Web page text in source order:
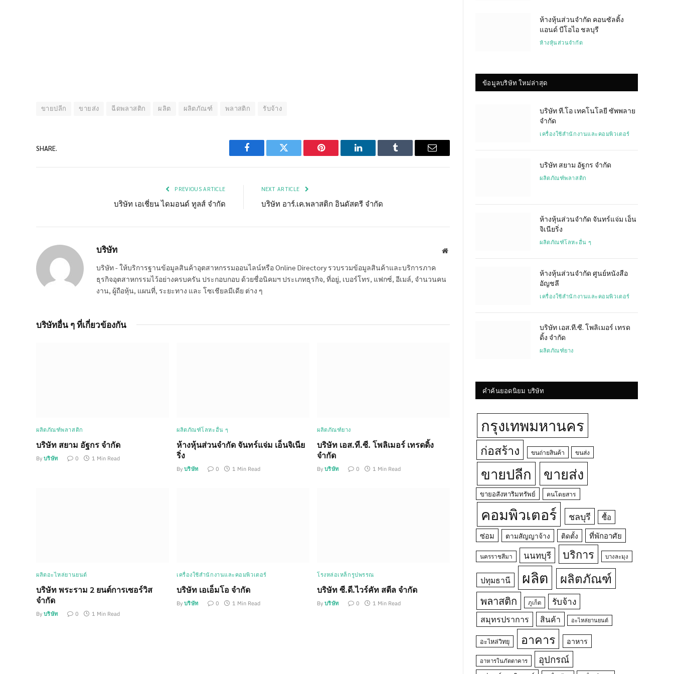
ขายปลีก ขายส่ง ฉีดพลาสติก ผลิต ผลิตภัณฑ์ พลาสติก รับจ้าง
SHARE.
Facebook Twitter Pinterest LinkedIn Tumblr Email
PREVIOUS ARTICLE
บริษัท เอเชี่ยน ไดมอนด์ ทูลส์ จำกัด
NEXT ARTICLE
บริษัท อาร์.เค.พลาสติก อินดัสตรี จำกัด
บริษัท Website
บริษัท - ให้บริการฐานข้อมูลสินค้าอุตสาหกรรมออนไลน์หรือ Online Directory รวบรวมข้อมูลสินค้าและบริการภาค
ธุรกิจอุตสาหกรรมไว้อย่างครบครัน ประกอบกอบ ด้วยชื่อนิคมฯ ประเภทธุรกิจ, ที่อยู่, เบอร์โทร, แฟกซ์, อีเมล์, จำนวนคน
งาน, ผู้ถือหุ้น, แผนที่, ระยะทาง และ โซเชียลมีเดีย ต่าง ๆ
บริษัทอื่น ๆ ที่เกี่ยวข้องกัน
ผลิตภัณฑ์พลาสติก
บริษัท สยาม อัฐกร จำกัด
By บริษัท 0 1 Min Read
ผลิตภัณฑ์โลหะอื่น ๆ
ห้างหุ้นส่วนจำกัด จันทร์แจ่ม เอ็นจิเนีย
ริ่ง
By บริษัท 0 1 Min Read
ผลิตภัณฑ์ยาง
บริษัท เอส.ที.ซี. โพลิเมอร์ เทรดดิ้ง
จำกัด
By บริษัท 0 1 Min Read
ผลิตอะไหล่ยานยนต์
บริษัท พระราม 2 ยนต์การเซอร์วิส
จำกัด
By บริษัท 0 1 Min Read
เครื่องใช้สำนักงานและคอมพิวเตอร์
บริษัท เอเอ็มโอ จำกัด
By บริษัท 0 1 Min Read
โรงหล่อเหล็กรูปพรรณ
บริษัท ซี.ดี.ไวร์คัท สตีล จำกัด
By บริษัท 0 1 Min Read
ห้างหุ้นส่วนจำกัด คอนซัลติ้ง
แอนด์ บีโอไอ ชลบุรี
ห้างหุ้นส่วนจำกัด
ข้อมูลบริษัท ใหม่ล่าสุด
บริษัท ที.โอ เทคโนโลยี ซัพพลาย
จำกัด
เครื่องใช้สำนักงานและคอมพิวเตอร์
บริษัท สยาม อัฐกร จำกัด
ผลิตภัณฑ์พลาสติก
ห้างหุ้นส่วนจำกัด จันทร์แจ่ม เอ็น
จิเนียริ่ง
ผลิตภัณฑ์โลหะอื่น ๆ
ห้างหุ้นส่วนจำกัด ศูนย์หนังสือ
อัญชลี
เครื่องใช้สำนักงานและคอมพิวเตอร์
บริษัท เอส.ที.ซี. โพลิเมอร์ เทรด
ดิ้ง จำกัด
ผลิตภัณฑ์ยาง
คำค้นยอดนิยม บริษัท
กรุงเทพมหานคร
ก่อสร้าง ขนถ่ายสินค้า ขนส่ง
ขายปลีก ขายส่ง
ขายอสังหาริมทรัพย์ คนโดยสาร
คอมพิวเตอร์ ชลบุรี
ซื้อ
ซ่อม
ตามสัญญาจ้าง ติดตั้ง ที่พักอาศัย
นครราชสีมา นนทบุรี บริการ บางละมุง
ปทุมธานี ผลิต ผลิตภัณฑ์
พลาสติก ภูเก็ต รับจ้าง
สมุทรปราการ สินค้า อะไหล่ยานยนต์
อะไหล่วิทยุ อาคาร อาหาร
อาหารในภัตตาคาร อุปกรณ์